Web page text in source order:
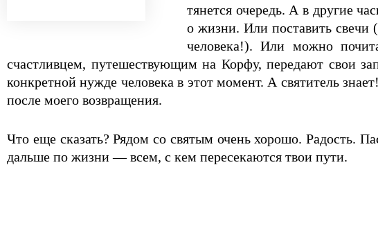
тянется очередь. А в другие
о жизни. Или поставить свечи
человека!). Или можно
счастливцем, путешествующим на Корфу, передают свои
конкретной нужде человека в этот момент. А святитель
после моего возвращения.
Что еще сказать? Рядом со святым очень хорошо. Радость.
дальше по жизни — всем, с кем пересекаются твои пути.